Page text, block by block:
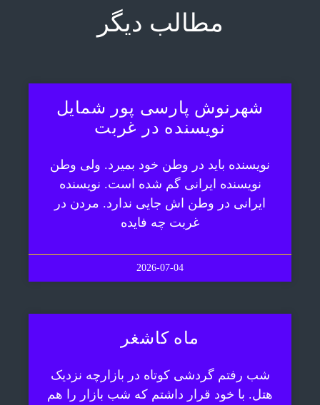
مطالب دیگر
شهرنوش پارسی پور شمایل
نویسنده در غربت
نویسنده باید در وطن خود بمیرد. ولی وطن
نویسنده ایرانی گم شده است. نویسنده
ایرانی در وطن اش جایی ندارد. مردن در
غربت چه فایده
2026-07-04
ماه کاشغر
شب رفتم گردشی کوتاه در بازارچه نزدیک
هتل. با خود قرار داشتم که شب بازار را هم